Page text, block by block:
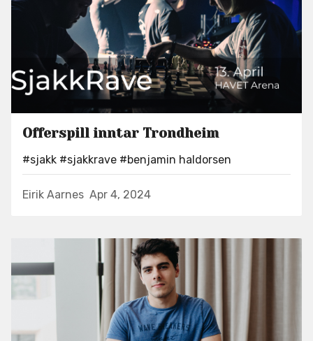
Offerspill inntar Trondheim
#sjakk #sjakkrave #benjamin haldorsen
Eirik Aarnes Apr 4, 2024